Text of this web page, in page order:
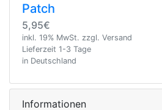
Patch
5,95€
inkl. 19% MwSt. zzgl. Versand
Lieferzeit 1-3 Tage
in Deutschland
Informationen